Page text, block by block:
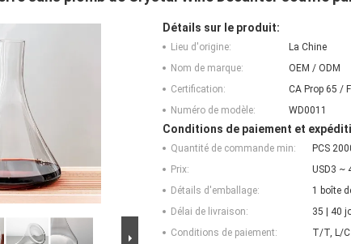
Détails sur le produit:
Lieu d'origine:
La Chine
Nom de marque:
OEM / ODM
Certification:
CA Prop 65 /
Numéro de modèle:
WD0011
Conditions de paiement et
Quantité de commande min:
PCS
Prix:
USD3 ~
Détails d'emballage:
1 boîte
Délai de livraison:
35 | 40
Conditions de paiement:
T/T, L/C